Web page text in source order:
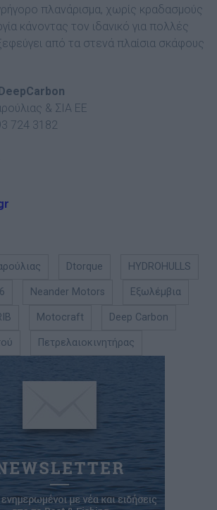
πλανάρισµα, χωρίς κραδασµούς
κάνοντας τον ιδανικό για πολλές
από τα στενά πλαίσια σκάφους
& ΣΙΑ ΕΕ
724 3182
Dtorque HYDROHULLS
Neander Motors Εξωλέμβια
Motocraft Deep Carbon
Πετρελαιοκινητήρας